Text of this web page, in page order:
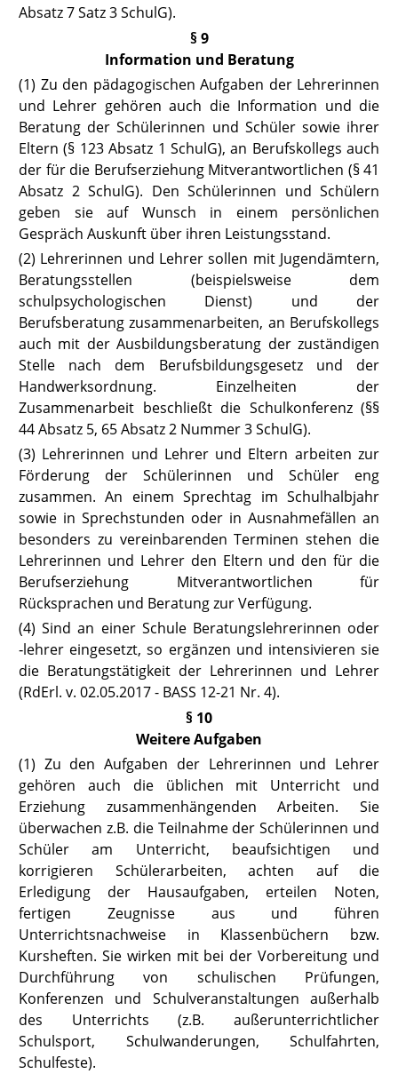
Absatz 7 Satz3 SchulG).
§ 9
Information und Beratung
(1) Zu den pädagogischen Aufgaben der Lehrerinnen
und Lehrer gehörenauch die Information und die
Beratung der Schülerinnen und Schüler sowie ihrer
Eltern(§ 123 Absatz 1 SchulG), an Berufskollegs auch
der für die Berufserziehung Mitverantwortlichen (§ 41
Absatz 2 SchulG). Den Schülerinnen und Schülern
geben sie auf Wunsch in einem persönlichen
Gespräch Auskunft über ihren Leistungsstand.
(2) Lehrerinnen und Lehrer sollen mit Jugendämtern,
Beratungsstellen (beispielsweise dem
schulpsychologischen Dienst) und der
Berufsberatung zusammenarbeiten, an Berufskollegs
auch mit der Ausbildungsberatung der zuständigen
Stelle nach dem Berufsbildungsgesetz und der
Handwerksordnung. Einzelheiten der
Zusammenarbeit beschließt die Schulkonferenz (§§
44 Absatz 5, 65 Absatz 2 Nummer 3 SchulG).
(3) Lehrerinnen und Lehrer und Eltern arbeiten zur
Förderung der Schülerinnen und Schüler eng
zusammen. An einem Sprechtag im Schulhalbjahr
sowie in Sprechstunden oder in Ausnahmefällen an
besonders zu vereinbarenden Terminen stehen die
Lehrerinnen und Lehrer den Eltern und den für die
Berufserziehung Mitverantwortlichen für
Rücksprachen und Beratung zur Verfügung.
(4) Sind an einer Schule Beratungslehrerinnen oder
‑lehrer eingesetzt, so ergänzen und intensivieren sie
die Beratungstätigkeit der Lehrerinnen und Lehrer
(RdErl. v. 02.05.2017 - BASS 12-21 Nr. 4).
§ 10
Weitere Aufgaben
(1) Zu den Aufgaben der Lehrerinnen und Lehrer
gehören auch die üblichen mit Unterricht und
Erziehung zusammenhängenden Arbeiten. Sie
überwachen z.B. die Teilnahme der Schülerinnen und
Schüler am Unterricht, beaufsichtigen und
korrigieren Schülerarbeiten, achten auf die
Erledigung der Hausaufgaben, erteilen Noten,
fertigen Zeugnisse aus und führen
Unterrichtsnachweise in Klassenbüchern bzw.
Kursheften. Sie wirken mit bei der Vorbereitung und
Durchführung von schulischen Prüfungen,
Konferenzen und Schulveranstaltungen außerhalb
des Unterrichts (z.B. außerunterrichtlicher
Schulsport, Schulwanderungen, Schulfahrten,
Schulfeste).